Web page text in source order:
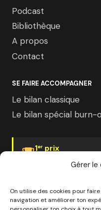
Gérer
On utilise des cookies pour
navigation et améliorer ton
Podcast
Bibliothèque
A propos
Contact
SE FAIRE ACCOMPAGNER
Le bilan classique
Le bilan spécial burn-
1er prix